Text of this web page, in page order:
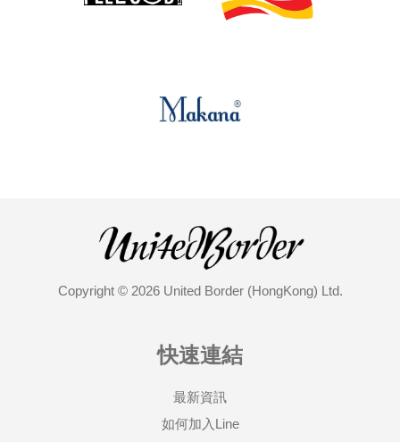
Copyright © 2026 United Border (HongKong) Ltd.
快速連結
最新資訊
如何加入Line